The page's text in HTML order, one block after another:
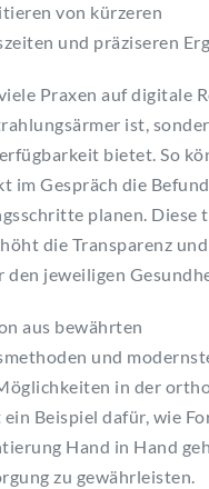
von kürzeren
und präziseren
Praxen auf digitale
ist,
bietet. So
im Gespräch die
planen. Diese
die Transparenz
den jeweiligen
aus bewährten
und
in der
ein Beispiel dafür, wie
Hand in Hand
zu gewährleisten.